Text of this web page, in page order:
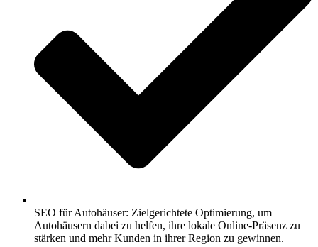
SEO für Autohäuser: Zielgerichtete Optimierung, um
Autohäusern dabei zu helfen, ihre lokale Online-Präsenz zu
stärken und mehr Kunden in ihrer Region zu gewinnen.